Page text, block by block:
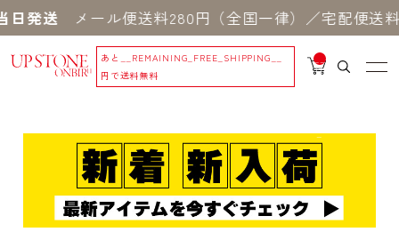
発送メール便送料280円（全国一律）／宅配便送
あと
__REMAINING_FREE_SHIPPING__
円で送料無料
__
IT
_